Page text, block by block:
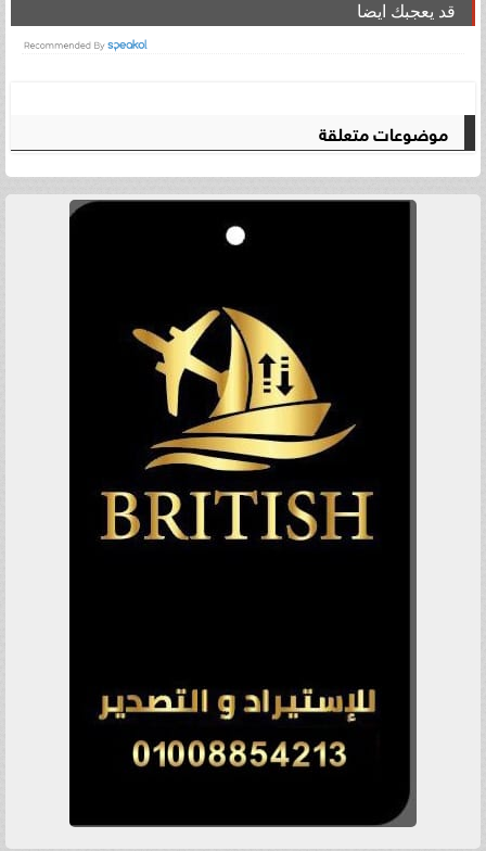
قد يعجبك ايضا
موضوعات متعلقة